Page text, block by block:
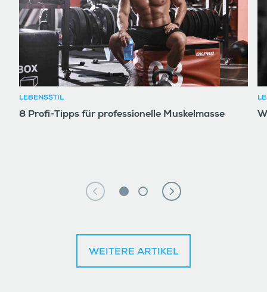
LEBENSSTIL
8 Profi-Tipps für professionelle Muskelmasse
WEITERE ARTIKEL